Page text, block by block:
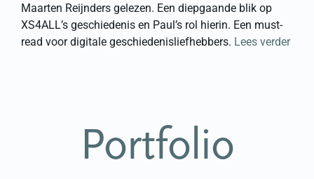
Maarten Reijnders gelezen. Een diepgaande blik op
XS4ALL’s geschiedenis en Paul’s rol hierin. Een must-
read voor digitale geschiedenisliefhebbers. Lees verder
Portfolio